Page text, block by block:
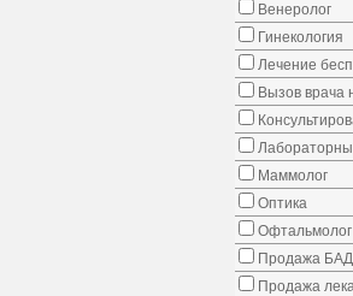
Венеролог
Гинекология
Лечение
Вызов врача
Маммолог
Оптика
Офтальмолог
Продажа
Продажа